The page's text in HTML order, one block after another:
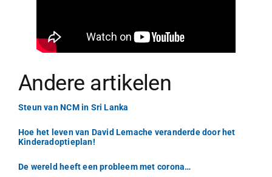
Andere artikelen
Steun van NCM in Sri Lanka
Hoe het leven van David Lemache veranderde door het
Kinderadoptieplan!
De wereld heeft een probleem met corona…